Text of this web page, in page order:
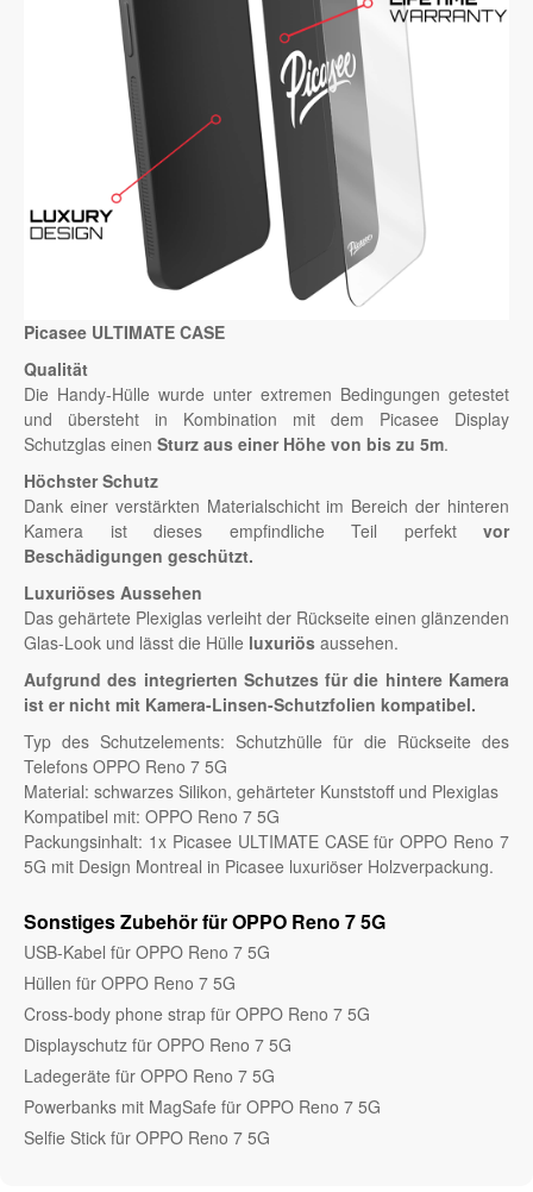
Picasee ULTIMATE CASE
Qualität
Die Handy-Hülle wurde unter extremen Bedingungen getestet
und übersteht in Kombination mit dem Picasee Display
Schutzglas einen Sturz aus einer Höhe von bis zu 5m.
Höchster Schutz
Dank einer verstärkten Materialschicht im Bereich der hinteren
Kamera ist dieses empfindliche Teil perfekt vor
Beschädigungen geschützt.
Luxuriöses Aussehen
Das gehärtete Plexiglas verleiht der Rückseite einen glänzenden
Glas-Look und lässt die Hülle luxuriös aussehen.
Aufgrund des integrierten Schutzes für die hintere Kamera
ist er nicht mit Kamera-Linsen-Schutzfolien kompatibel.
Typ des Schutzelements: Schutzhülle für die Rückseite des
Telefons OPPO Reno 7 5G
Material: schwarzes Silikon, gehärteter Kunststoff und Plexiglas
Kompatibel mit: OPPO Reno 7 5G
Packungsinhalt: 1x Picasee ULTIMATE CASE für OPPO Reno 7
5G mit Design Montreal in Picasee luxuriöser Holzverpackung.
Sonstiges Zubehör für OPPO Reno 7 5G
USB-Kabel für OPPO Reno 7 5G
Hüllen für OPPO Reno 7 5G
Cross-body phone strap für OPPO Reno 7 5G
Displayschutz für OPPO Reno 7 5G
Ladegeräte für OPPO Reno 7 5G
Powerbanks mit MagSafe für OPPO Reno 7 5G
Selfie Stick für OPPO Reno 7 5G